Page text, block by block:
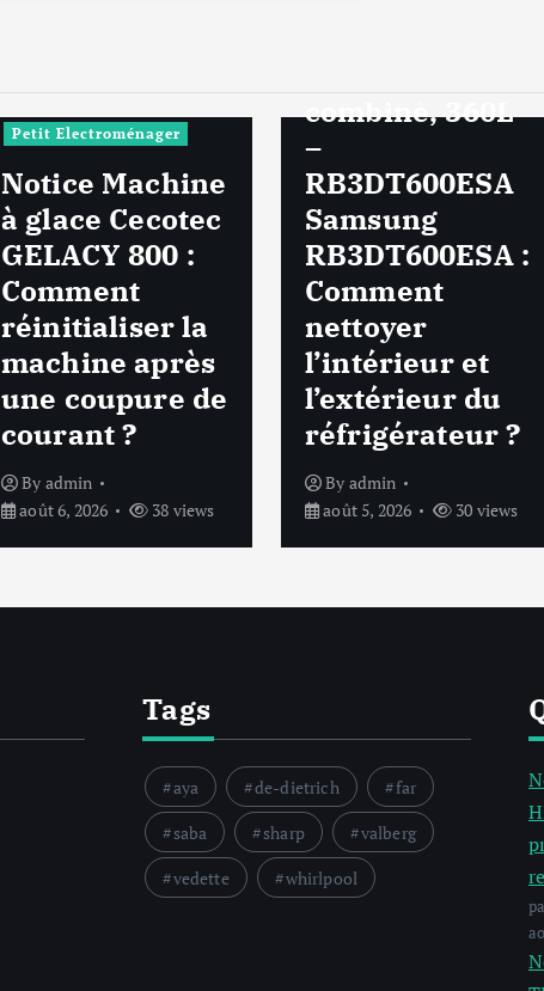
Petit Electroménager
Notice Machine
à glace Cecotec
GELACY 800 :
Comment
réinitialiser la
machine après
une coupure de
courant ?
By admin
août 6, 2026
38 views
combiné, 360L
–
RB3DT600ESA
Samsung
RB3DT600ESA :
Comment
nettoyer
l’intérieur et
l’extérieur du
réfrigérateur ?
By admin
août 5, 2026
30 views
Tags
aya de-dietrich
far
saba
sharp
valberg
vedette
whirlpool